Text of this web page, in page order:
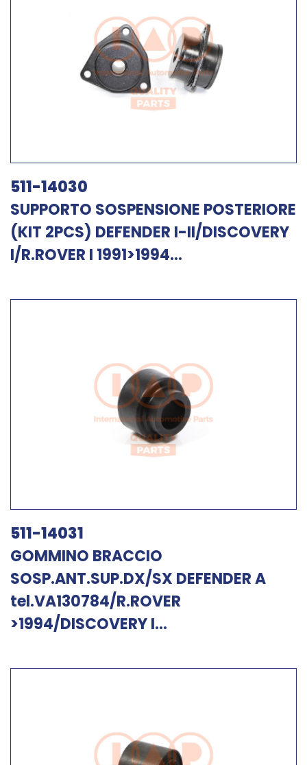
511-14030
SUPPORTO SOSPENSIONE POSTERIORE
(KIT 2PCS) DEFENDER I-II/DISCOVERY
I/R.ROVER I 1991>1994...
511-14031
GOMMINO BRACCIO
SOSP.ANT.SUP.DX/SX DEFENDER A
tel.VA130784/R.ROVER
>1994/DISCOVERY I...